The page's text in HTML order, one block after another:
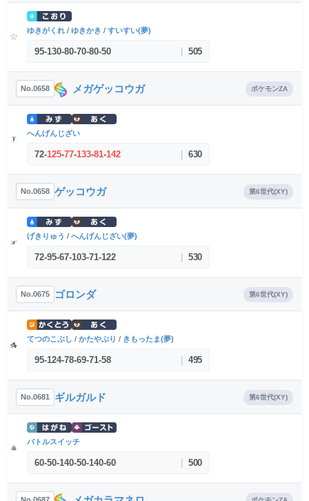
ゆきがくれ / ゆきかき / すいすい(夢)
95-130-80-70-80-50 505
No.0658 メガゲッコウガ ポケモンZA
へんげんじざい
72-125-77-133-81-142 630
No.0658 ゲッコウガ 第6世代(XY)
げきりゅう / へんげんじざい(夢)
72-95-67-103-71-122 530
No.0675 ゴロンダ 第6世代(XY)
てつのこぶし / かたやぶり / きもったま(夢)
95-124-78-69-71-58 495
No.0681 ギルガルド 第6世代(XY)
バトルスイッチ
60-50-140-50-140-60 500